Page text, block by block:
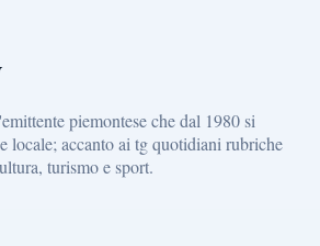
piemontese che dal 1980 si
locale; accanto ai tg quotidiani rubriche
turismo e sport.